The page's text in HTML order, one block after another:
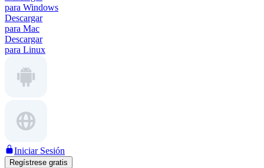
para Windows
Descargar
para Mac
Descargar
para Linux
Iniciar Sesión
Regístrese gratis